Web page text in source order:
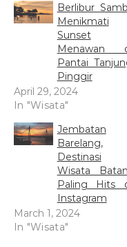
Berlibur
Menikmati
Sunset
Menawan
Pantai
Pinggir
April 29, 2024
In "Wisata"
Jembatan
Barelang,
Destinasi
Wisata
Paling Hits
Instagram
March 1, 2024
In "Wisata"